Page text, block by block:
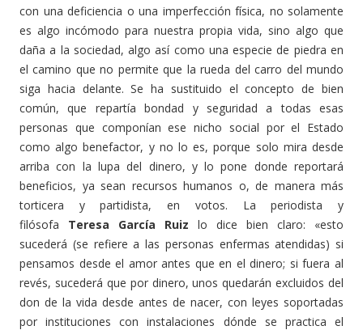
con una deficiencia o una imperfección física, no solamente
es algo incómodo para nuestra propia vida, sino algo que
daña a la sociedad, algo así como una especie de piedra en
el camino que no permite que la rueda del carro del mundo
siga hacia delante. Se ha sustituido el concepto de bien
común, que repartía bondad y seguridad a todas esas
personas que componían ese nicho social por el Estado
como algo benefactor, y no lo es, porque solo mira desde
arriba con la lupa del dinero, y lo pone donde reportará
beneficios, ya sean recursos humanos o, de manera más
torticera y partidista, en votos. La periodista y
filósofa Teresa García Ruiz lo dice bien claro: «esto
sucederá (se refiere a las personas enfermas atendidas) si
pensamos desde el amor antes que en el dinero; si fuera al
revés, sucederá que por dinero, unos quedarán excluidos del
don de la vida desde antes de nacer, con leyes soportadas
por instituciones con instalaciones dónde se practica el